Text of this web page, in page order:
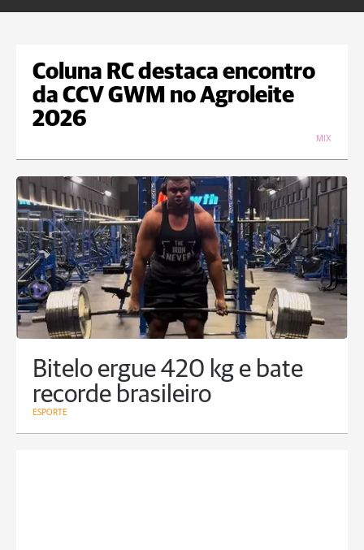
Coluna RC destaca encontro
da CCV GWM no Agroleite
2026
MIX
Bitelo ergue 420 kg e bate
recorde brasileiro
ESPORTE